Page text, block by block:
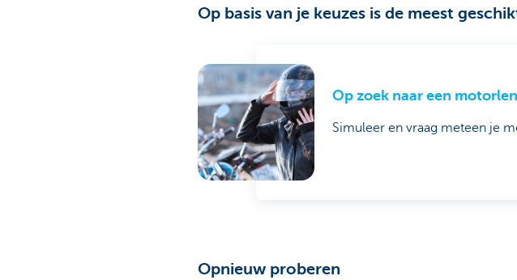
Op basis van je keuzes is de meest
Op zoek naar een
Simuleer en vraag meteen je
Opnieuw proberen